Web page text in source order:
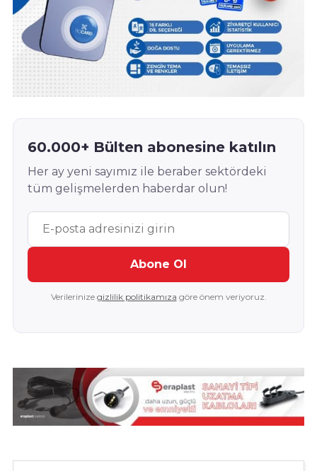
60.000+ Bülten abonesine katılın
Her ay yeni sayımız ile beraber sektördeki
tüm gelişmelerden haberdar olun!
Abone Ol
Verilerinize gizlilik politikamıza göre önem veriyoruz.